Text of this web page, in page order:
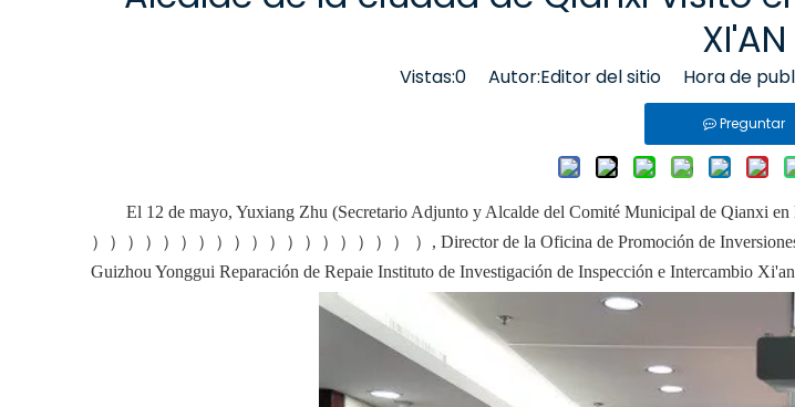
XI'AN
Vistas:0 Autor:Editor del sitio Hora de
Preguntar
El 12 de mayo, Yuxiang Zhu (Secretario Adjunto y Alcalde del Comité Municipal de Qianxi
）））））））））））））））））） ）, Director de la Oficina de Promoción de
Guizhou Yonggui Reparación de Repaie Instituto de Investigación de Inspección e Intercambio